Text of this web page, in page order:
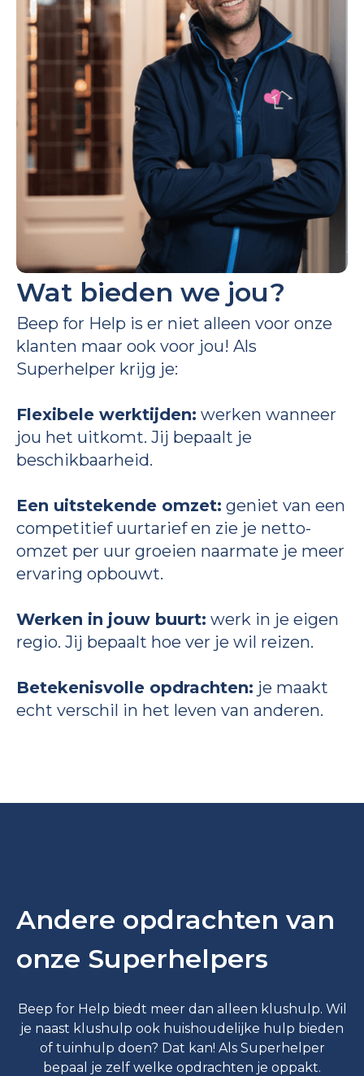
Wat bieden we jou?
Beep for Help is er niet alleen voor onze
klanten maar ook voor jou! Als
Superhelper krijg je:
Flexibele werktijden: werken wanneer
jou het uitkomt. Jij bepaalt je
beschikbaarheid.
Een uitstekende omzet: geniet van een
competitief uurtarief en zie je netto-
omzet per uur groeien naarmate je meer
ervaring opbouwt.
Werken in jouw buurt: werk in je eigen
regio. Jij bepaalt hoe ver je wil reizen.
Betekenisvolle opdrachten: je maakt
echt verschil in het leven van anderen.
Andere opdrachten van
onze Superhelpers
Beep for Help biedt meer dan alleen klushulp. Wil
je naast klushulp ook huishoudelijke hulp bieden
of tuinhulp doen? Dat kan! Als Superhelper
bepaal je zelf welke opdrachten je oppakt.